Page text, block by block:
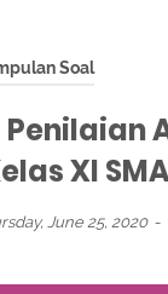
Soal
XI
June 25, 2020